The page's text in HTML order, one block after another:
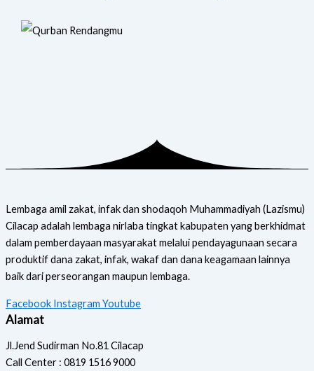
Lembaga amil zakat, infak dan shodaqoh Muhammadiyah (Lazismu)
Cilacap adalah lembaga nirlaba tingkat kabupaten yang berkhidmat
dalam pemberdayaan masyarakat melalui pendayagunaan secara
produktif dana zakat, infak, wakaf dan dana keagamaan lainnya
baik dari perseorangan maupun lembaga.
Facebook Instagram Youtube
Alamat
Jl.Jend Sudirman No.81 Cilacap
Call Center : 0819 1516 9000